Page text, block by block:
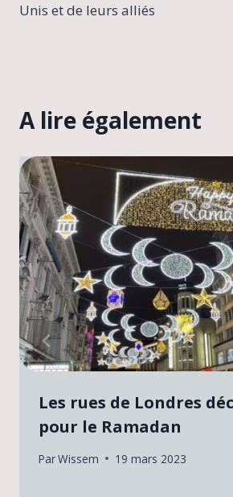
Unis et de leurs alliés
A lire également
Les rues de Londres
pour le Ramadan
ParWissem 19 mars 2023